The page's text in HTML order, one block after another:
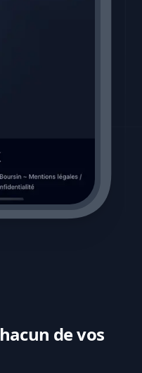
de vos